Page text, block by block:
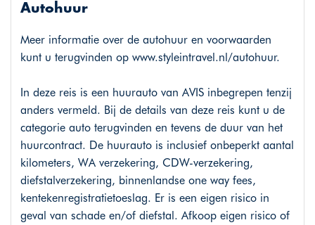
Autohuur
Meer informatie over de autohuur en voorwaarden
kunt u terugvinden op www.styleintravel.nl/autohuur.
In deze reis is een huurauto van AVIS inbegrepen tenzij
anders vermeld. Bij de details van deze reis kunt u de
categorie auto terugvinden en tevens de duur van het
huurcontract. De huurauto is inclusief onbeperkt aantal
kilometers, WA verzekering, CDW-verzekering,
diefstalverzekering, binnenlandse one way fees,
kentekenregistratietoeslag. Er is een eigen risico in
geval van schade en/of diefstal. Afkoop eigen risico of